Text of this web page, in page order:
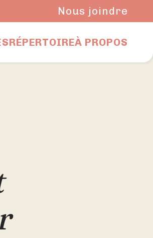
Nous joindre
RÉPERTOIREÀ PROPOS